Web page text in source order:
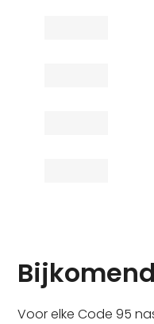
Voor elke Code 95